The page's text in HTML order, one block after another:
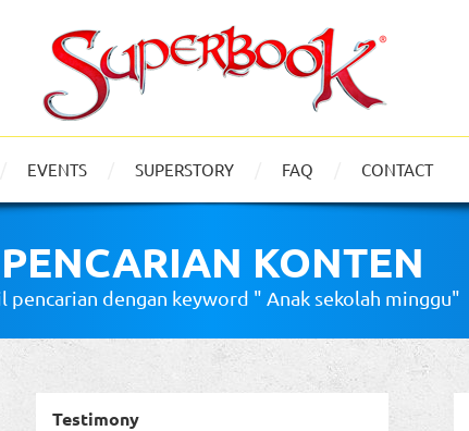
EVENTS SUPERSTORY FAQ CONTACT
PENCARIAN KONTEN
pencarian dengan keyword " Anak sekolah minggu"
Testimony